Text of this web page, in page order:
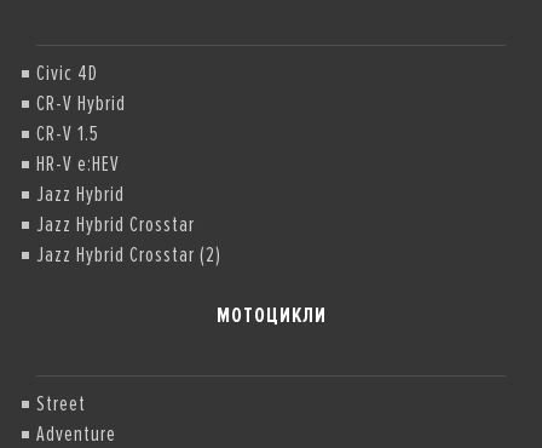
Civic 4D
CR-V Hybrid
CR-V 1.5
HR-V e:HEV
Jazz Hybrid
Jazz Hybrid Crosstar
Jazz Hybrid Crosstar (2)
МОТОЦИКЛИ
Street
Adventure